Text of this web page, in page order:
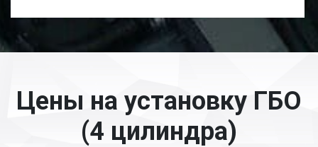
Цены на установку ГБО
(4 цилиндра)